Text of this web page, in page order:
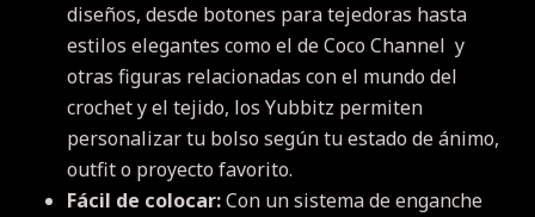
diseños, desde botones para tejedoras hasta
estilos elegantes como el de Coco Channel y
otras figuras relacionadas con el mundo del
crochet y el tejido, los Yubbitz permiten
personalizar tu bolso según tu estado de ánimo,
outfit o proyecto favorito.
Fácil de colocar:Con un sistema de enganche